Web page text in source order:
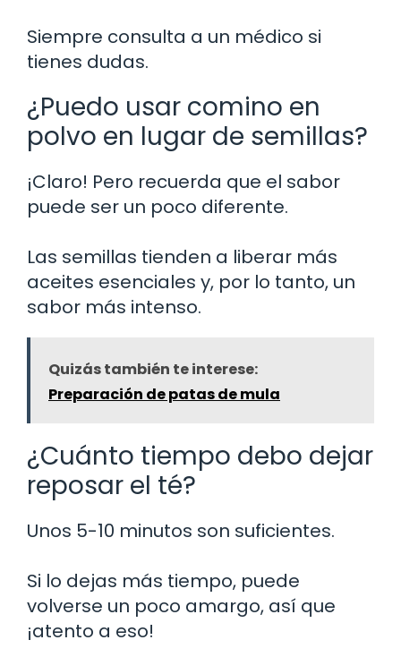
Siempre consulta a un médico si
tienes dudas.
¿Puedo usar comino en
polvo en lugar de semillas?
¡Claro! Pero recuerda que el sabor
puede ser un poco diferente.
Las semillas tienden a liberar más
aceites esenciales y, por lo tanto, un
sabor más intenso.
Quizás también te interese:
Preparación de patas de mula
¿Cuánto tiempo debo dejar
reposar el té?
Unos 5-10 minutos son suficientes.
Si lo dejas más tiempo, puede
volverse un poco amargo, así que
¡atento a eso!